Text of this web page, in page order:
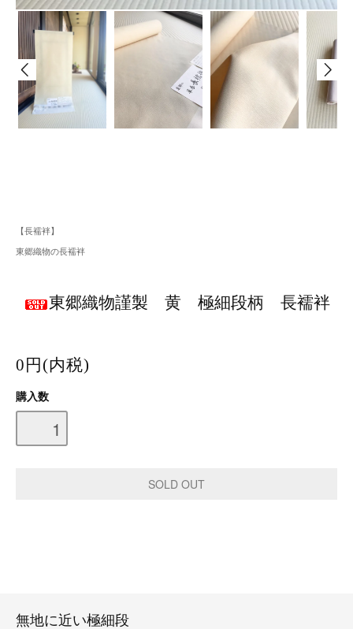
【長襦袢】
東郷織物の長襦袢
東郷織物謹製 黄 極細段柄 長襦袢
0円(内税)
購入数
無地に近い極細段